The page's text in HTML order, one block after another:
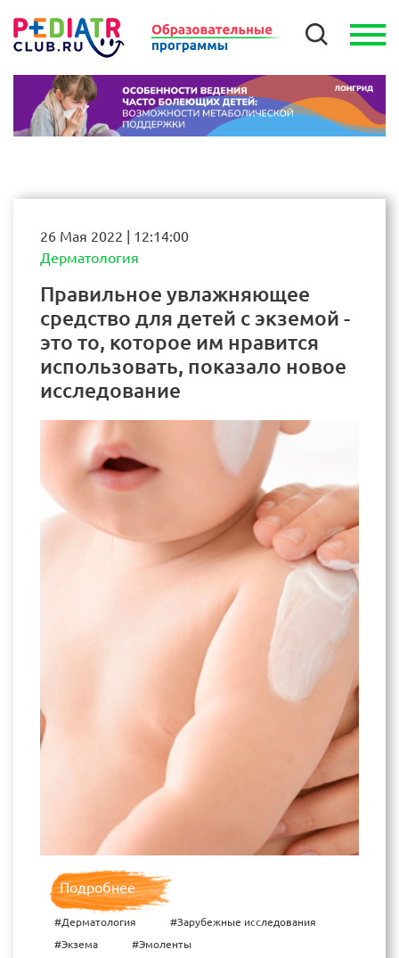
26 Мая 2022 | 12:14:00
Дерматология
Правильное увлажняющее
средство для детей с экземой -
это то, которое им нравится
использовать, показало новое
исследование
Подробнее
#Дерматология
#Зарубежные исследования
#Экзема
#Эмоленты